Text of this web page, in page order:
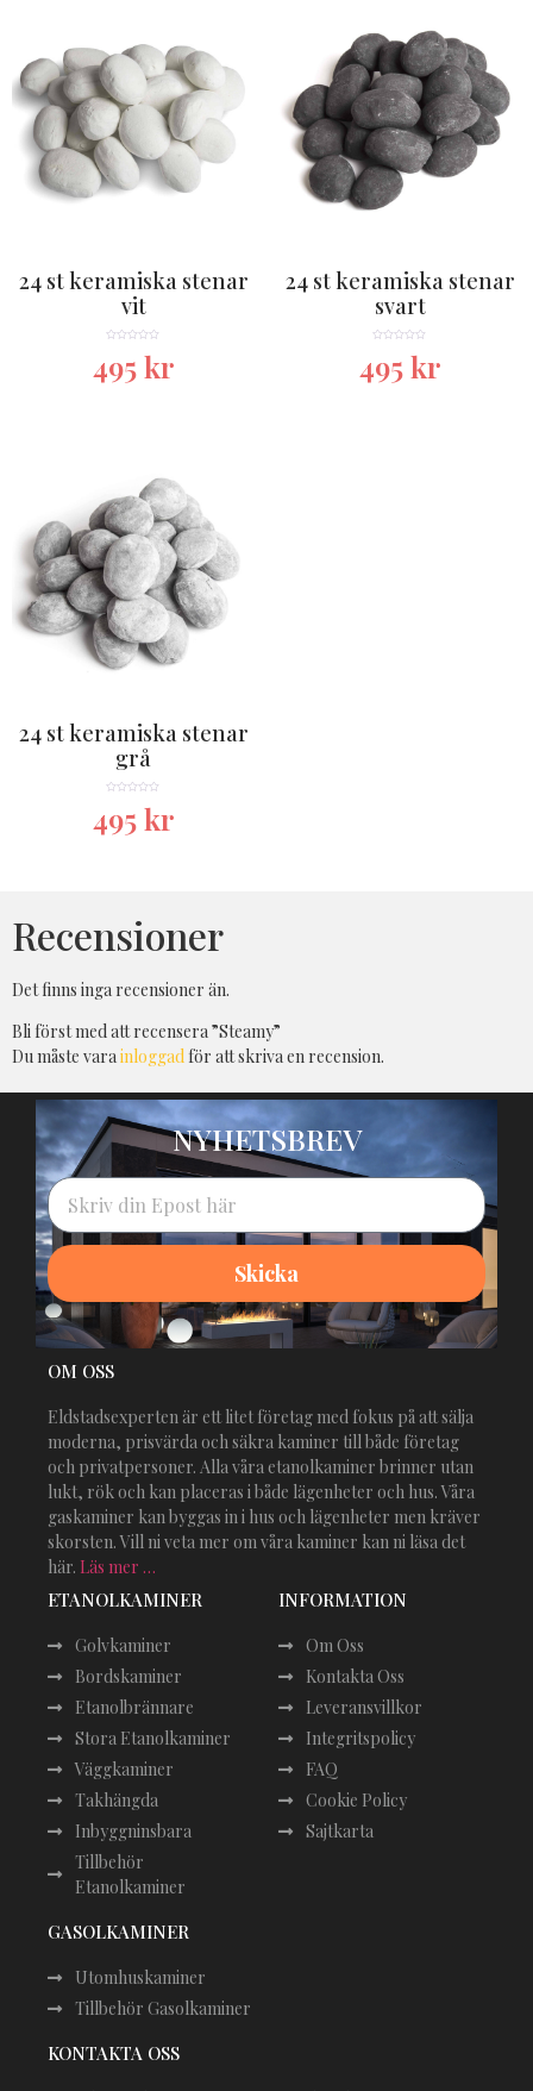
24 st keramiska stenar
vit
495kr
24 st keramiska stenar
svart
495kr
24 st keramiska stenar
grå
495kr
Recensioner
Det finns inga recensioner än.
Bli först med att recensera ”Steamy”
Du måste varainloggad för att skriva en recension.
NYHETSBREV
Skicka
Alternative:
OM OSS
Eldstadsexperten är ett litet företag med fokus på att sälja
moderna, prisvärda och säkra kaminer till både företag
och privatpersoner. Alla våra etanolkaminer brinner utan
lukt, rök och kan placeras i både lägenheter och hus. Våra
gaskaminer kan byggas in i hus och lägenheter men kräver
skorsten. Vill ni veta mer om våra kaminer kan ni läsa det
här. Läs mer …
ETANOLKAMINER
Golvkaminer
Bordskaminer
Etanolbrännare
Stora Etanolkaminer
Väggkaminer
Takhängda
Inbyggninsbara
Tillbehör
Etanolkaminer
GASOLKAMINER
Utomhuskaminer
Tillbehör Gasolkaminer
INFORMATION
Om Oss
Kontakta Oss
Leveransvillkor
Integritspolicy
FAQ
Cookie Policy
Sajtkarta
KONTAKTA OSS